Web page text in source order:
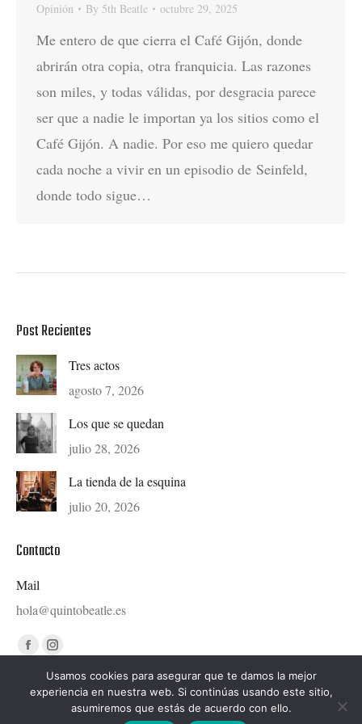
Opinión By 5th Beatle octubre 29, 2025
Me entero de que cierra el Café Gijón, donde
abrirán otra copia, otra franquicia. Las razones
son miles, y todas válidas, por desgracia parece
ser que a nadie le importan ya los sitios como el
Café Gijón. A nadie. Por eso me quiero quedar
cada noche a vivir en un episodio de Seinfeld,
donde todo sigue…
Post Recientes
Tres actos
agosto 7, 2026
Los que se quedan
julio 28, 2026
La tienda de la esquina
julio 20, 2026
Contacto
Mail
hola@quintobeatle.es
Find us on:
Facebook
page
opens
Instagram
page
opens
Diseñado por © Ondiseño.com 2020
Usamos cookies para asegurar que te damos la mejor
experiencia en nuestra web. Si continúas usando este sitio,
asumiremos que estás de acuerdo con ello.